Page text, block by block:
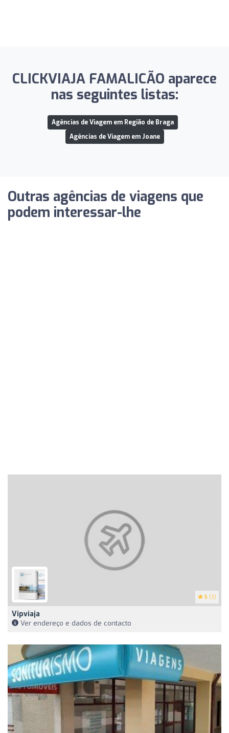
CLICKVIAJA FAMALICÃO aparece
nas seguintes listas:
Agências de Viagem em Região de Braga
Agências de Viagem em Joane
Outras agências de viagens que
podem interessar-lhe
5 (3)
Vipviaja
Ver endereço e dados de contacto